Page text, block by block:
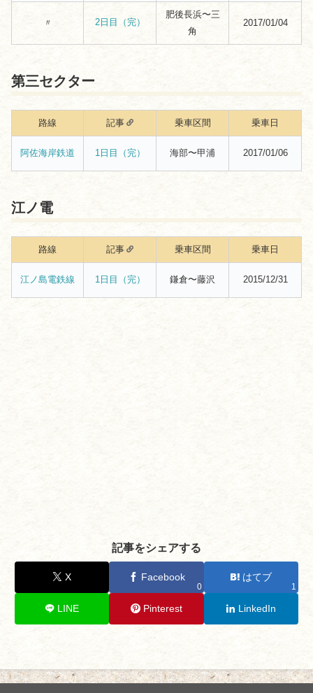
〃 2日目（完）
肥後長浜〜三
角
2017/01/04
第三セクター
路線 記事 乗車区間 乗車日
阿佐海岸鉄道 1日目（完） 海部〜甲浦 2017/01/06
江ノ電
路線 記事 乗車区間 乗車日
江ノ島電鉄線 1日目（完） 鎌倉〜藤沢 2015/12/31
記事をシェアする
X Facebook
0
はてブ
1
LINE Pinterest LinkedIn